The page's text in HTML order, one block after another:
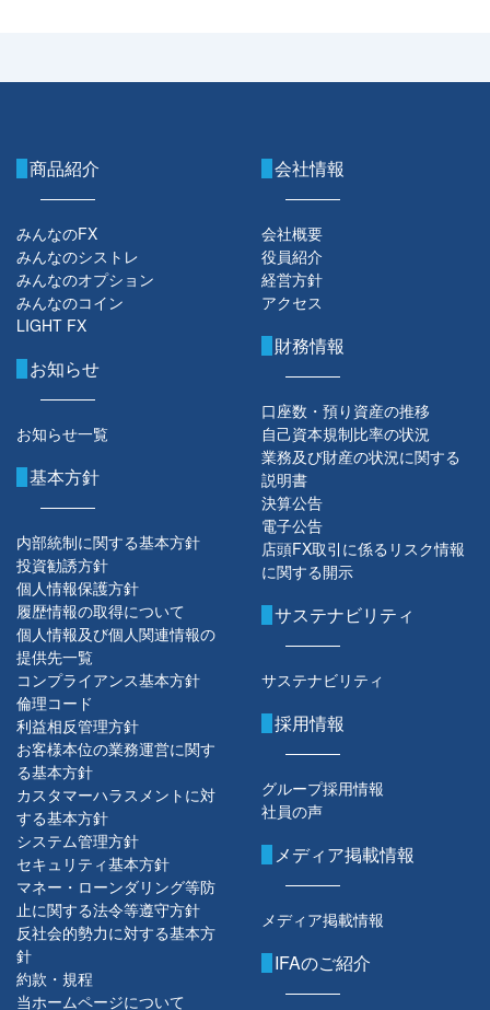
商品紹介
みんなのFX
みんなのシストレ
みんなのオプション
みんなのコイン
LIGHT FX
お知らせ
お知らせ一覧
会社情報
会社概要
役員紹介
経営方針
アクセス
財務情報
口座数・預り資産の推移
自己資本規制比率の状況
業務及び財産の状況に関する
説明書
決算公告
電子公告
店頭FX取引に係るリスク情報
に関する開示
基本方針
内部統制に関する基本方針
投資勧誘方針
個人情報保護方針
履歴情報の取得について
個人情報及び個人関連情報の
提供先一覧
コンプライアンス基本方針
倫理コード
利益相反管理方針
お客様本位の業務運営に関す
る基本方針
カスタマーハラスメントに対
する基本方針
システム管理方針
セキュリティ基本方針
マネー・ローンダリング等防
止に関する法令等遵守方針
反社会的勢力に対する基本方
針
約款・規程
当ホームページについて
サステナビリティ
サステナビリティ
採用情報
グループ採用情報
社員の声
メディア掲載情報
メディア掲載情報
IFAのご紹介